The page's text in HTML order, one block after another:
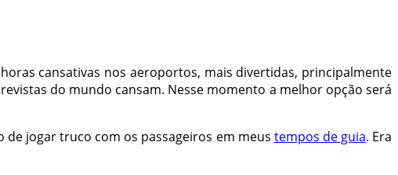
cansativas nos aeroportos, mais divertidas, principalmente
do mundo cansam. Nesse momento a melhor opção será
jogar truco com os passageiros em meus tempos de guia. Era